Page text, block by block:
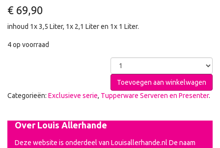
€ 69,90
inhoud 1x 3,5 Liter, 1x 2,1 Liter en 1x 1 Liter.
4 op voorraad
Toevoegen aan winkelwagen
Categorieën: Exclusieve serie, Tupperware Serveren en Presenter.
Over Louis Allerhande
Deze website is onderdeel van Louisallerhande.nl De naam